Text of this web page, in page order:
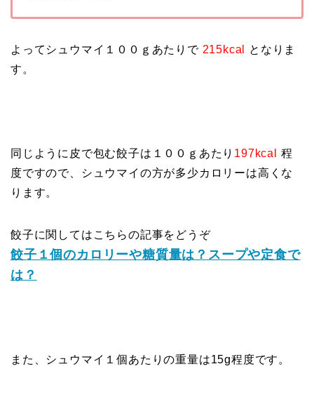
よってシュウマイ１００ｇあたりで215kcal
となりま
す。
同じように皮で包む餃子は１００ｇあたり 197kcal
程
度ですので、シュウマイの方が多少カロリーは高くな
ります。
餃子に関してはこちらの記事をどうぞ
餃子１個のカロリーや糖質量は？スープや定食で
は？
また、シュウマイ１個あたりの重量は15g程度です。